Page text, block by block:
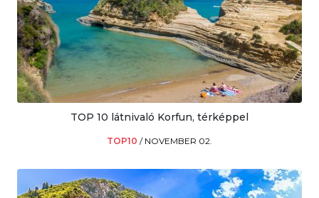
TOP 10 látnivaló Korfun, térképpel
TOP10 / NOVEMBER 02.